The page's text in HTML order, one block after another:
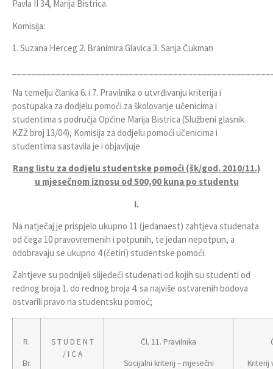
Pavla II 34, Marija Bistrica.
Komisija:
1. Suzana Herceg 2. Branimira Glavica 3. Sanja Čukman
Na temelju članka 6. i 7. Pravilnika o utvrđivanju kriterija i
postupaka za dodjelu pomoći za školovanje učenicima i
studentima s područja Općine Marija Bistrica (Službeni glasnik
KZŽ broj 13/04), Komisija za dodjelu pomoći učenicima i
studentima sastavila je i objavljuje
Rang listu za dodjelu studentske pomoći (šk/god. 2010/11.)
u mjesečnom iznosu od 500,00 kuna po studentu
I.
Na natječaj je prispjelo ukupno 11 (jedanaest) zahtjeva studenata
od čega 10 pravovremenih i potpunih, te jedan nepotpun, a
odobravaju se ukupno 4 (četiri) studentske pomoći.
Zahtjeve su podnijeli slijedeći studenati od kojih su studenti od
rednog broja 1. do rednog broja 4. sa najviše ostvarenih bodova
ostvarili pravo na studentsku pomoć;
R.
Br.
S T U D E N T
/ I C A
Čl. 11. Pravilnika
Socijalni kriterij – mjesečni
Kriterij